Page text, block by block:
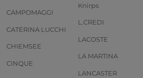
CAMPOMAGGI
CATERINA LUCCHI
CHIEMSEE
CINQUE
Knirps
L.CREDI
LACOSTE
LA MARTINA
LANCASTER